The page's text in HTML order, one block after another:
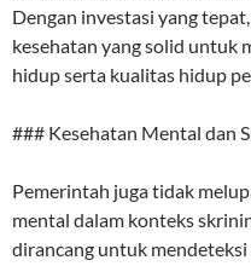
Dengan investasi yang
kesehatan yang solid untuk
hidup serta kualitas hidup
### Kesehatan Mental dan
Pemerintah juga tidak
mental dalam konteks
dirancang untuk